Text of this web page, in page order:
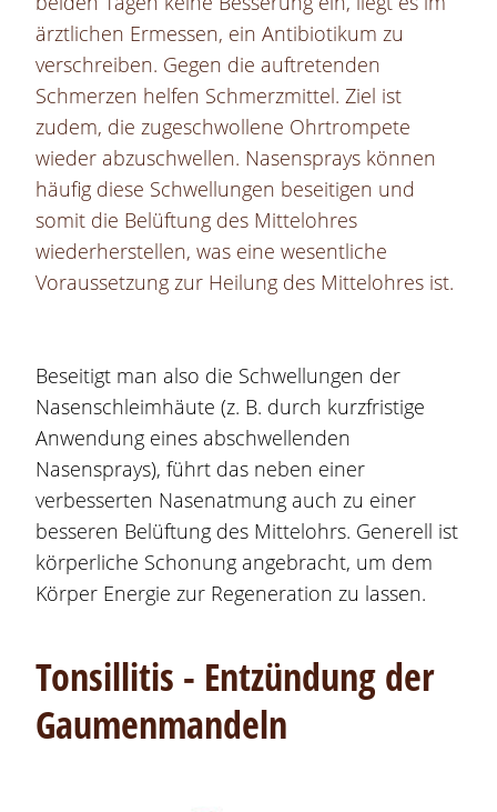
ärztlichen Ermessen, ein Antibiotikum zu
verschreiben. Gegen die auftretenden
Schmerzen helfen Schmerzmittel. Ziel ist
zudem, die zugeschwollene Ohrtrompete
wieder abzuschwellen. Nasensprays können
häufig diese Schwellungen beseitigen und
somit die Belüftung des Mittelohres
wiederherstellen, was eine wesentliche
Voraussetzung zur Heilung des Mittelohres ist.
Beseitigt man also die Schwellungen der
Nasenschleimhäute (z. B. durch kurzfristige
Anwendung eines abschwellenden
Nasensprays), führt das neben einer
verbesserten Nasenatmung auch zu einer
besseren Belüftung des Mittelohrs. Generell ist
körperliche Schonung angebracht, um dem
Körper Energie zur Regeneration zu lassen.
Tonsillitis - Entzündung der
Gaumenmandeln